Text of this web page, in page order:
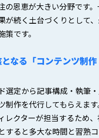
の恩恵が大きい分野です
が続く土台づくりとして
策です。
なる「コンテンツ制
選定から記事構成・執筆
制作を代行してもらえま
レクターが担当するため
すると多大な時間と習熟